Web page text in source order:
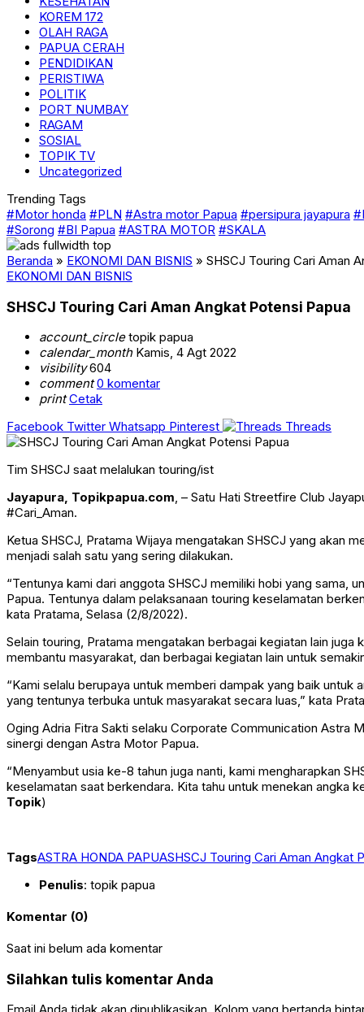
KOREM 172
OLAH RAGA
PAPUA CERAH
PENDIDIKAN
PERISTIWA
POLITIK
PORT NUMBAY
RAGAM
SOSIAL
TOPIK TV
Uncategorized
Trending Tags
#Motor honda #PLN #Astra motor Papua #persipura jayapura
#Sorong #BI Papua #ASTRA MOTOR #SKALA
Beranda » EKONOMI DAN BISNIS » SHSCJ Touring Cari Aman
EKONOMI DAN BISNIS
SHSCJ Touring Cari Aman Angkat Potensi Papua
account_circletopik papua
calendar_monthKamis, 4 Agt 2022
visibility604
comment 0 komentar
print Cetak
Facebook Twitter Whatsapp Pinterest Threads
Tim SHSCJ saat melalukan touring/ist
Jayapura, Topikpapua.com, – Satu Hati Streetfire Club
#Cari_Aman.
Ketua SHSCJ, Pratama Wijaya mengatakan SHSCJ yang
menjadi salah satu yang sering dilakukan.
“Tentunya kami dari anggota SHSCJ memiliki hobi yang sama,
Papua. Tentunya dalam pelaksanaan touring keselamatan
kata Pratama, Selasa (2/8/2022).
Selain touring, Pratama mengatakan berbagai kegiatan lain
membantu masyarakat, dan berbagai kegiatan lain untuk
“Kami selalu berupaya untuk memberi dampak yang baik
yang tentunya terbuka untuk masyarakat secara luas,” kata
Oging Adria Fitra Sakti selaku Corporate Communication Astra
sinergi dengan Astra Motor Papua.
“Menyambut usia ke-8 tahun juga nanti, kami mengharapkan
keselamatan saat berkendara. Kita tahu untuk menekan angka
Topik)
TagsASTRA HONDA PAPUASHSCJ Touring Cari Aman Angkat
Penulis: topik papua
Komentar (0)
Saat ini belum ada komentar
Silahkan tulis komentar Anda